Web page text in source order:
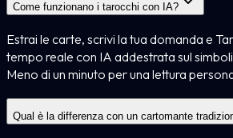
Come funzionano i tarocchi con IA?
Estrai le carte, scrivi la tua domanda e
tempo reale con IA addestrata sul
Meno di un minuto per una lettura
Qual è la differenza con un cartomante